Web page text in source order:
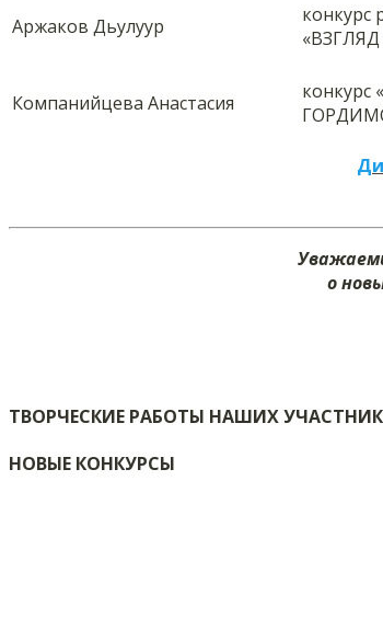
Аржаков Дьулуур
конкурс
Компанийцева Анастасия
о
ТВОРЧЕСКИЕ РАБОТЫ НАШИХ
НОВЫЕ КОНКУРСЫ